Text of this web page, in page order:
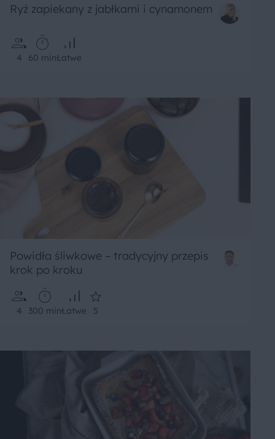
Ryż zapiekany z jabłkami i cynamonem
4 60 minŁatwe
Powidła śliwkowe – tradycyjny przepis
krok po kroku
4 300 minŁatwe 5